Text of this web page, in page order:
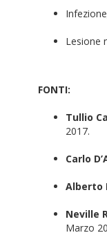
Lesione
FONTI:
Tullio
2017.
Carlo
Alberto
Neville
Marzo